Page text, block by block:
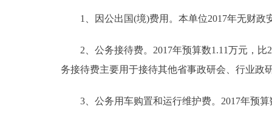
1、因公出国(境)费用。本单位2017年无财政
2、公务接待费。2017年预算数1.11万元，比
务接待费主要用于接待其他省事政研会、行业政
3、公务用车购置和运行维护费。2017年预算